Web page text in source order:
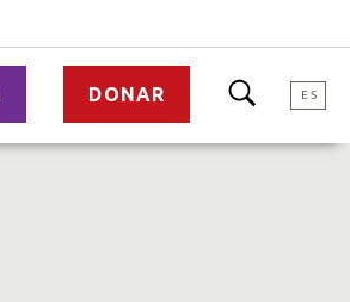
DONAR ES